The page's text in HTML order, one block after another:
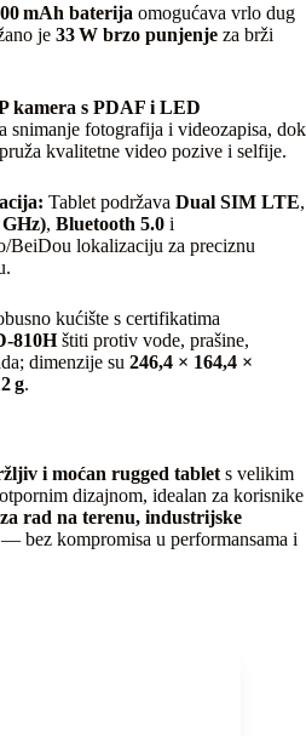
mAh baterija omogućava vrlo dug
je 33 W brzo punjenje za brži
kamera s PDAF i LED
snimanje fotografija i videozapisa, dok
pruža kvalitetne video pozive i selfije.
Tablet podržava Dual SIM LTE,
, Bluetooth 5.0 i
lokalizaciju za preciznu
kućište s certifikatima
štiti protiv vode, prašine,
dimenzije su 246,4 × 164,4 ×
g.
i moćan rugged tablet s velikim
dizajnom, idealan za korisnike
rad na terenu, industrijske
— bez kompromisa u performansama i